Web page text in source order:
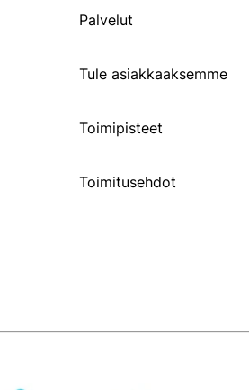
Palvelut
Tule asiakkaaksemme
Toimipisteet
Toimitusehdot